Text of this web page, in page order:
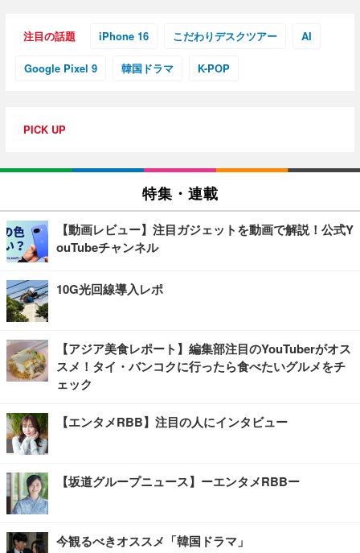
注目の話題 iPhone 16 こだわりデスクツアー AI
Google Pixel 9 韓国ドラマ K-POP
PICK UP
特集・連載
【動画レビュー】注目ガジェットを動画で解説！公式Y
ouTubeチャンネル
10G光回線導入レポ
【アジア美食レポート】編集部注目のYouTuberがオス
スメ！タイ・バンコクに行ったら食べたいグルメをチ
ェック
【エンタメRBB】注目の人にインタビュー
【坂道グループニュース】ーエンタメRBBー
今観るべきオススメ「韓国ドラマ」